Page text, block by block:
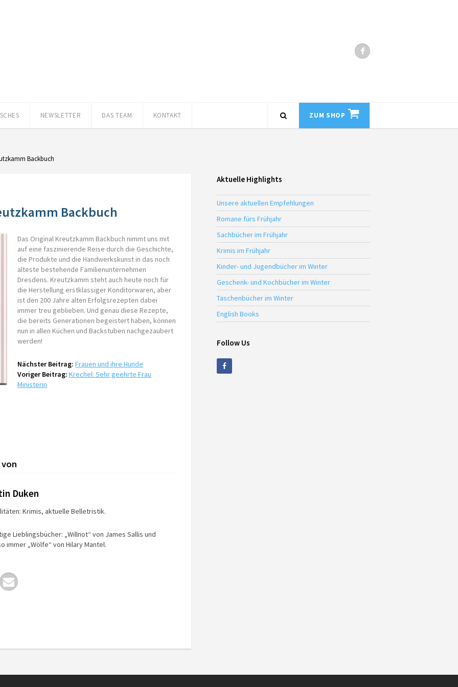
NEWSLETTER DAS TEAM KONTAKT ZUM SHOP
Backbuch
Backbuch
Das Original Kreutzkamm Backbuch nimmt uns mit
auf eine faszinierende Reise durch die Geschichte,
die Produkte und die Handwerkskunst in das noch
älteste bestehende Familienunternehmen
Dresdens. Kreutzkamm steht auch heute noch für
die Herstellung erstklassiger Konditorwaren, aber
ist den 200 Jahre alten Erfolgsrezepten dabei
immer treu geblieben. Und genau diese Rezepte,
die bereits Generationen begeistert haben, können
nun in allen Küchen und Backstuben nachgezaubert
werden!
Nächster Beitrag: Frauen und ihre Hunde
Voriger Beitrag: Krechel: Sehr geehrte Frau
Ministerin
Duken
Krimis, aktuelle Belletristik.
Lieblingsbücher: „Willnot“ von James Sallis und
immer „Wölfe“ von Hilary Mantel.
Aktuelle Highlights
Unsere aktuellen Empfehlungen
Romane fürs Frühjahr
Sachbücher im Frühjahr
Krimis im Frühjahr
Kinder- und Jugendbücher im Winter
Geschenk- und Kochbücher im Winter
Taschenbücher im Winter
English Books
Follow Us